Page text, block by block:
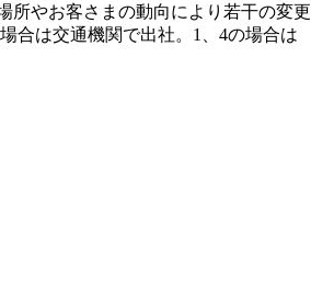
所やお客さまの動向により若干の変更
合は交通機関で出社。1、4の場合は